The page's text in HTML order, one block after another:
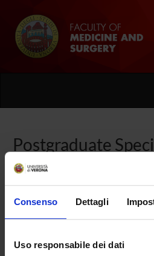
Consenso Dettagli
Uso responsabile dei dati
Postgraduate
Paediatric Surgery
Home
Overview